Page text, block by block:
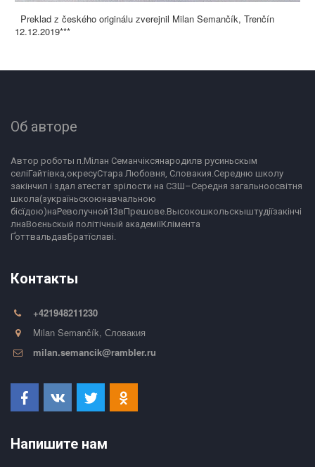
Preklad z českého originálu zverejnil Milan Semančík, Trenčín
12.12.2019***
Об авторе
Автор роботы п.Мілан Семанчіксянародилв русиньскым
селіГайтівка,окресуСтара Любовня, Словакия.Середню школу
закінчил і здал атестат зрілости на СЗШ–Середня загальноосвітня
школа(зукраїньскоюнавчальною
бісїдою)наРеволучной13вПрешове.Высокошкольскыштудіїзакінчі
лнаВоєньскый політічный академіїКлімента
ҐоттвальдавБратїславі.
Контакты
+421948211230
Milan Semančík, Словакия
milan.semancik@rambler.ru
Напишите нам